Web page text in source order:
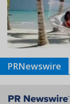
PRNewswire